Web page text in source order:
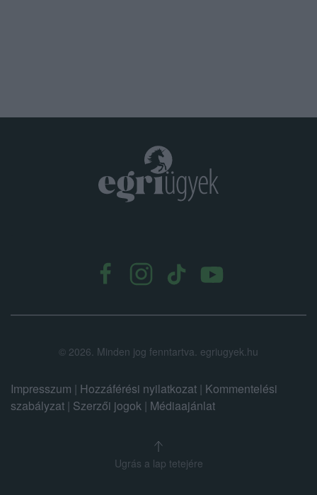
© 2026. Minden jog fenntartva. egriugyek.hu
Impresszum | Hozzáférési nyilatkozat | Kommentelési
szabályzat | Szerzői jogok | Médiaajánlat
Ugrás a lap tetejére